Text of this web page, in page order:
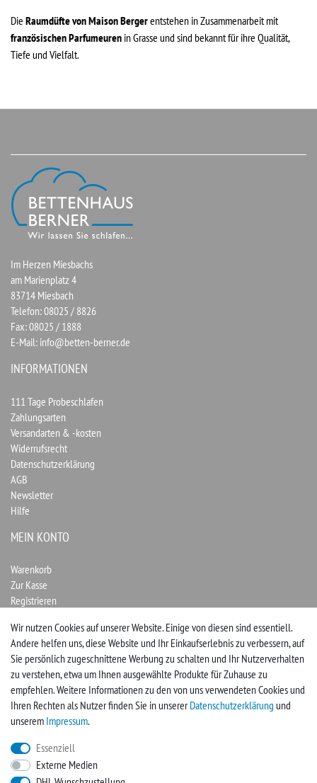
Die Raumdüfte von Maison Bergerentstehen in Zusammenarbeit mit
französischen Parfumeuren in Grasse und sind bekannt für ihre Qualität,
Tiefe und Vielfalt.
Im Herzen Miesbachs
am Marienplatz 4
83714 Miesbach
Telefon: 08025 / 8826
Fax: 08025 / 1888
E-Mail: info@betten-berner.de
INFORMATIONEN
111 Tage Probeschlafen
Zahlungsarten
Versandarten & -kosten
Widerrufsrecht
Datenschutzerklärung
AGB
Newsletter
Hilfe
MEIN KONTO
Warenkorb
Zur Kasse
Registrieren
Vertrag widerrufen
UNTERNEHMEN
Kontakt
Impressum
FACEBOOK
Wir nutzen Cookies auf unserer Website. Einige von diesen sind essentiell.
Andere helfen uns, diese Website und Ihr Einkaufserlebnis zu verbessern, auf
Sie persönlich zugeschnittene Werbung zu schalten und Ihr Nutzerverhalten
zu verstehen, etwa um Ihnen ausgewählte Produkte für Zuhause zu
empfehlen. Weitere Informationen zu den von uns verwendeten Cookies und
Ihren Rechten als Nutzer finden Sie in unsererDaten­schutz­erklärung und
unserem Impressum.
Essenziell
Externe Medien